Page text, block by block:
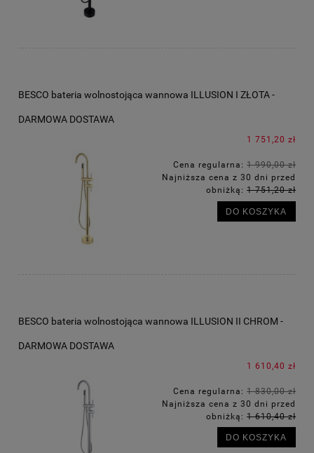
BESCO bateria wolnostojąca wannowa ILLUSION I ZŁOTA -
DARMOWA DOSTAWA
1 751,20 zł
Cena regularna: 1 990,00 zł
Najniższa cena z 30 dni przed
obniżką: 1 751,20 zł
DO KOSZYKA
BESCO bateria wolnostojąca wannowa ILLUSION II CHROM -
DARMOWA DOSTAWA
1 610,40 zł
Cena regularna: 1 830,00 zł
Najniższa cena z 30 dni przed
obniżką: 1 610,40 zł
DO KOSZYKA